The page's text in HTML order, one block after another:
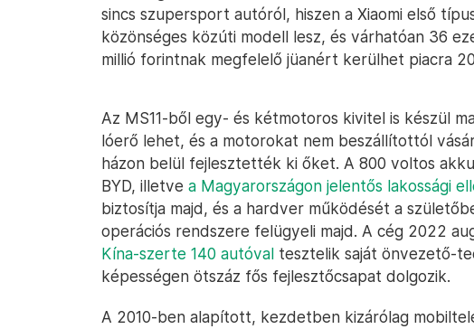
sincs szupersport autóról, hiszen a Xiaomi első
közönséges közúti modell lesz, és várhatóan 36
millió forintnak megfelelő jüanért kerülhet piacra
Az MS11-ből egy- és kétmotoros kivitel is készül
lóerő lehet, és a motorokat nem beszállítottól
házon belül fejlesztették ki őket. A 800 voltos
BYD, illetve a Magyarországon jelentős lakossági
biztosítja majd, és a hardver működését a
operációs rendszere felügyeli majd. A cég 2022
Kína-szerte 140 autóval tesztelik saját önvezető-
képességen ötszáz fős fejlesztőcsapat dolgozik.
A 2010-ben alapított, kezdetben kizárólag